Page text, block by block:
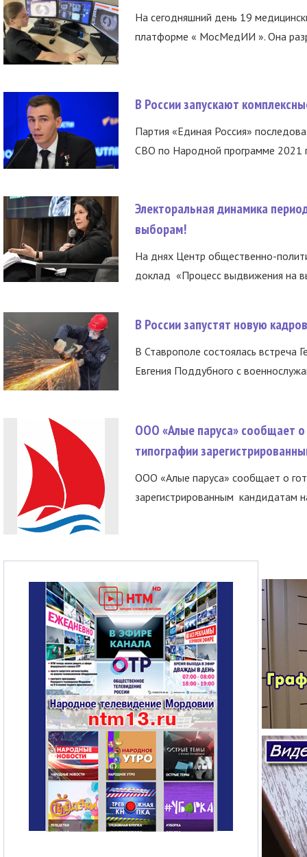
На сегодняшний день 19
платформе « МосМедИИ ». Она
В России запускают
Партия «Единая Россия»
СВО по Народной программе 2021
Электоральная динамика
выборам!
На днях Центр общественно-
доклад «Процесс выдвижения на
В России запустят новую
В Ставрополе состоялась встреча
Евгения Поддубного с
ООО «Алые паруса» сообщает о
типографии
ООО «Алые паруса» сообщает о
зарегистрированным кандидатам